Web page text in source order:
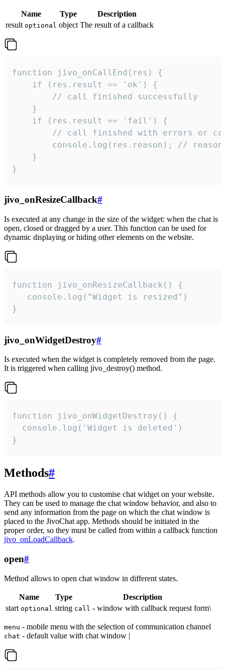
Name Type
Description
result optional object The result of a callback
function jivo_onCallEnd(res) {
    if (res.result == 'ok') {
        // call finished successfully
    }
    if (res.result == 'fail') {
// call finished with errors or
console.log(res.reason); //
    }
}
jivo_onResizeCallback#
Is executed at any change in the size of the widget: when the chat is
open, closed or dragged by a user. This function can be used for
dynamic displaying or hiding other elements on the website.
function jivo_onResizeCallback() {
   console.log("Widget is resized")
}
jivo_onWidgetDestroy#
Is executed when the widget is completely removed from the page.
It is triggered when calling jivo_destroy() method.
function jivo_onWidgetDestroy() {
  console.log('Widget is deleted')
}
Methods#
API methods allow you to customise chat widget on your website.
They can be used to manage the chat window behavior, and also to
send any information from the page on which the chat window is
placed to the JivoChat app. Methods should be initiated in the
proper order, so they must be called from within a callback function
jivo_onLoadCallback.
open#
Method allows to open chat window in different states.
Name Type
Description
start optional string call - window with callback request form\
menu - mobile menu with the selection of communication channel
chat - default value with chat window |